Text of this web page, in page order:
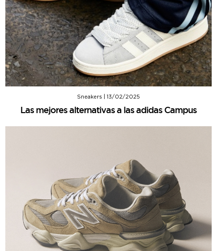
Sneakers 13/02/2025
Las mejores alternativas a las adidas Campus